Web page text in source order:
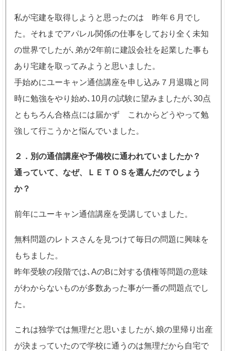
私が宅建を取得しようと思ったのは 昨年６月でし
た。それまでアパレル関係の仕事をしており全く未知
の世界でしたが､弟が2年前に建設会社を起業した事も
あり宅建を取ってみようと思いました。
手始めにユーキャン通信講座を申し込み７月退職と同
時に勉強をやり始め､10月の試験に望みましたが､30点
ともちろん合格点には届かず これからどうやって勉
強して行こうかと悩んでいました。
２．別の通信講座や予備校に通われていましたか？
通っていて、なぜ、ＬＥＴＯＳを選んだのでしょう
か？
前年にユーキャン通信講座を受講していました。
無料問題のレトスさんを見つけて毎日の問題に興味を
もちました。
昨年受験の段階では､AのBに対する債権等問題の意味
がわからないものが多数あった事が一番の問題点でし
た。
これは独学では無理だと思いましたが､娘の里帰り出産
が決まっていたので学校に通うのは無理だから自宅で